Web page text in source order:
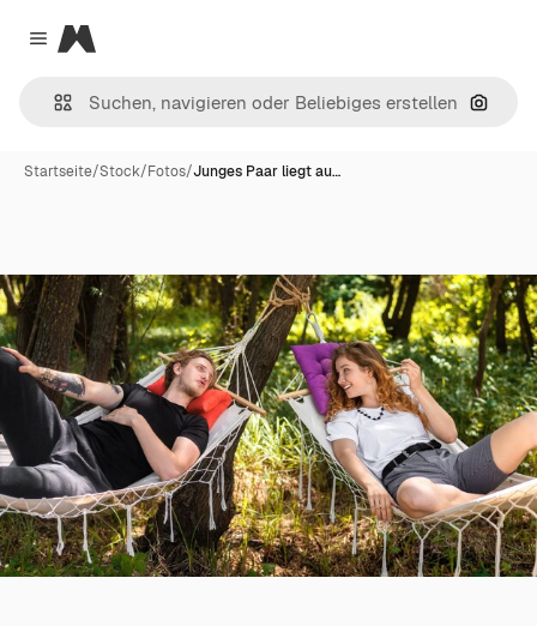
Close menu
Magnific
Nach
Startseite/Stock/Fotos/Junges Paar liegt au…